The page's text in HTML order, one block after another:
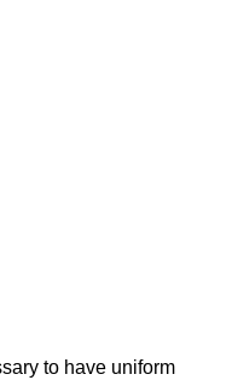
to have uniform